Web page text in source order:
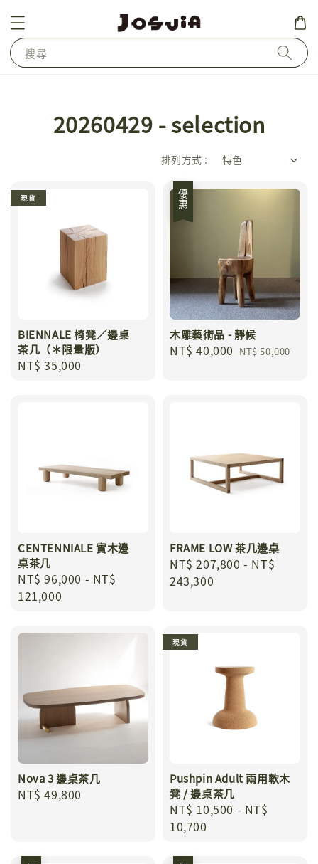
搜尋
20260429 - selection
排列方式 :
現貨
BIENNALE 椅凳／邊桌
茶几（＊限量版）
Regular
NT$ 35,000
優惠
木雕藝術品 - 靜候
Sale
NT$ 40,000 Regular
NT$ 50,000
CENTENNIALE 實木邊
桌茶几
Regular
price
NT$ 96,000 - NT$
121,000
FRAME LOW 茶几邊桌
Regular
price
NT$ 207,800 - NT$
243,300
Nova 3 邊桌茶几
Regular
NT$ 49,800
現貨
Pushpin Adult 兩用軟木
凳 / 邊桌茶几
Regular
price
NT$ 10,500 - NT$
10,700